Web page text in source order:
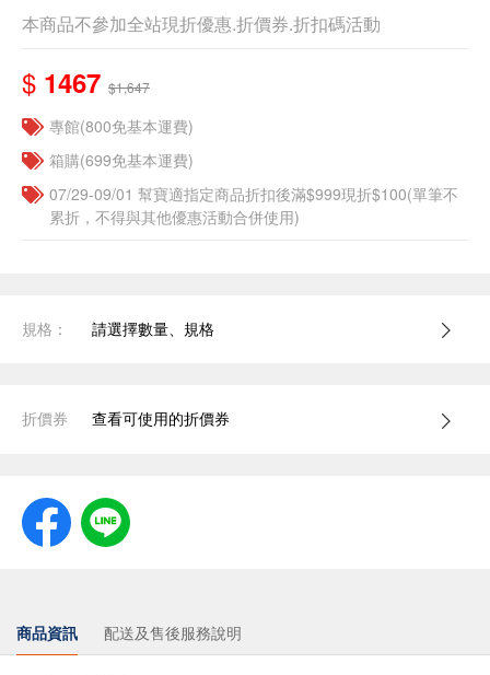
本商品不參加全站現折優惠.折價券.折扣碼活動
$ 1467 $1,647
專館(800免基本運費)
箱購(699免基本運費)
07/29-09/01 幫寶適指定商品折扣後滿$999現折$100(單筆不
累折，不得與其他優惠活動合併使用)
規格： 請選擇數量、規格
折價券 查看可使用的折價券
商品資訊 配送及售後服務說明